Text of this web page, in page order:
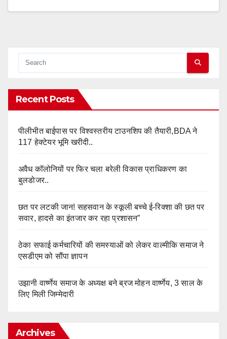
Recent Posts
पीलीभीत बाईपास पर विश्वस्तरीय टाउनशिप की तैयारी,BDA ने
117 हेक्टेयर भूमि खरीदी..
अवैध कॉलोनियों पर फिर चला बरेली विकास प्राधिकरण का
बुलडोजर..
छत पर लटकी जान! सहसवान के स्कूली बच्चे ई-रिक्शा की छत पर
सवार, हादसे का इंतजार कर रहा प्रशासन”
ठेका सफाई कर्मचारियों की समस्याओं को लेकर वाल्मीकि समाज ने
एसडीएम को सौंपा ज्ञापन
उझानी वार्ष्णेय समाज के अध्यक्ष बने ब्रज मोहन वार्ष्णेय, 3 साल के
लिए मिली जिम्मेदारी
Archives